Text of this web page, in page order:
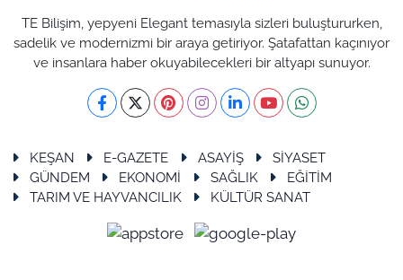
TE Bilişim, yepyeni Elegant temasıyla sizleri buluştururken,
sadelik ve modernizmi bir araya getiriyor. Şatafattan kaçınıyor
ve insanlara haber okuyabilecekleri bir altyapı sunuyor.
KEŞAN E-GAZETE ASAYİŞ
SİYASET
GÜNDEM
EKONOMİ SAĞLIK
EĞİTİM
TARIM VE HAYVANCILIK
KÜLTÜR SANAT